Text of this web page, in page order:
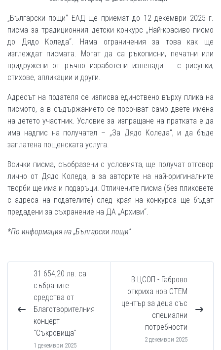
„Български пощи“ ЕАД ще приемат до 12 декември 2025 г.
писма за традиционния детски конкурс „Най-красиво писмо
до Дядо Коледа“. Няма ограничения за това как ще
изглеждат писмата. Могат да са ръкописни, печатни или
придружени от ръчно изработени изненади – с рисунки,
стихове, апликации и други.
Адресът на подателя се изписва единствено върху плика на
писмото, а в съдържанието се посочват само двете имена
на детето участник. Условие за изпращане на пратката е да
има надпис на получател – „За Дядо Коледа“, и да бъде
заплатена пощенската услуга.
Всички писма, съобразени с условията, ще получат отговор
лично от Дядо Коледа, а за авторите на най-оригиналните
творби ще има и подаръци. Отличените писма (без пликовете
с адреса на подателите) след края на конкурса ще бъдат
предадени за съхранение на ДА „Архиви“.
*По информация на „Български пощи“
31 654,20 лв. са
събраните
средства от
Благотворителния
концерт
"Съкровища"
1 декември 2025
В ЦСОП - Габрово
откриха нов СТЕМ
център за деца със
специални
потребности
2 декември 2025